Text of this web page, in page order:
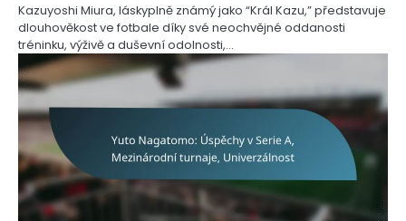
Kazuyoshi Miura, láskyplně známý jako “Král Kazu,” představuje
dlouhověkost ve fotbale díky své neochvějné oddanosti
tréninku, výživě a duševní odolnosti,…